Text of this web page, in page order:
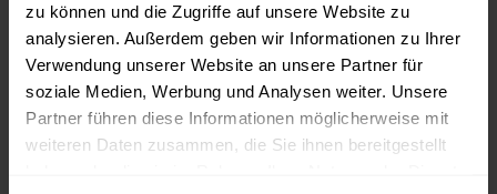
zu können und die Zugriffe auf unsere Website zu
analysieren. Außerdem geben wir Informationen zu Ihrer
Verwendung unserer Website an unsere Partner für
soziale Medien, Werbung und Analysen weiter. Unsere
Partner führen diese Informationen möglicherweise mit
weiteren Daten zusammen, die Sie ihnen bereitgestellt
3.000 Liter
148,50 €
148,50 €
5.000 Liter
147,18 €
147,18 €
0,00 €
Preise für Heizöl in Standardqualität nach Ö-Norm C 1109 in € / 100